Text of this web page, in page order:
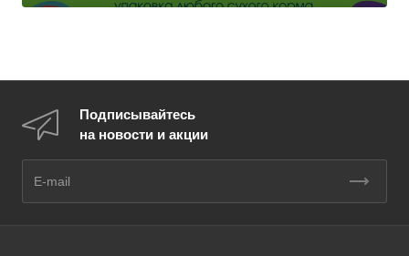
Подписывайтесь
на новости и акции